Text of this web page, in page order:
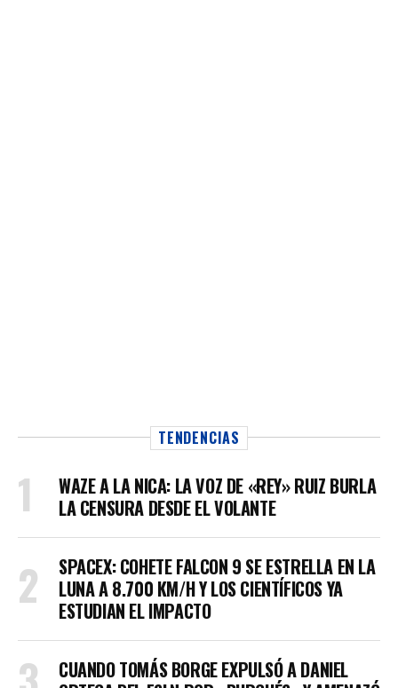
TENDENCIAS
WAZE A LA NICA: LA VOZ DE «REY» RUIZ BURLA
LA CENSURA DESDE EL VOLANTE
SPACEX: COHETE FALCON 9 SE ESTRELLA EN LA
LUNA A 8.700 KM/H Y LOS CIENTÍFICOS YA
ESTUDIAN EL IMPACTO
CUANDO TOMÁS BORGE EXPULSÓ A DANIEL